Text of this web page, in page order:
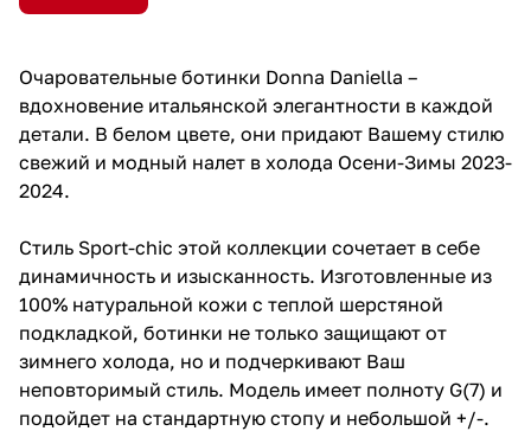
Очаровательные ботинки Donna Daniella –
вдохновение итальянской элегантности в каждой
детали. В белом цвете, они придают Вашему стилю
свежий и модный налет в холода Осени-Зимы 2023-
2024.
Стиль Sport-chic этой коллекции сочетает в себе
динамичность и изысканность. Изготовленные из
100% натуральной кожи с теплой шерстяной
подкладкой, ботинки не только защищают от
зимнего холода, но и подчеркивают Ваш
неповторимый стиль. Модель имеет полноту G(7) и
подойдет на стандартную стопу и небольшой +/-.